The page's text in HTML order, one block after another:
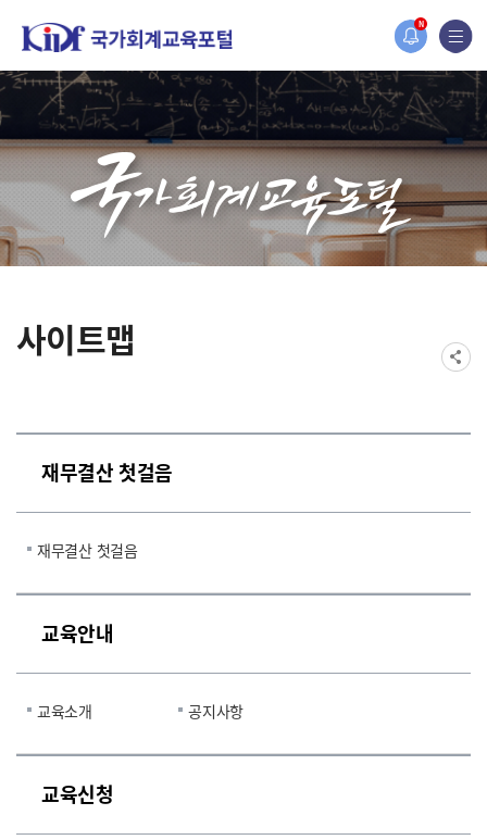
N
홈페이지가 새롭게 개편되었습니다.
한국조세재정연구원홈페이지가 새롭게 개설되었습니다.
사이트맵
재무결산 첫걸음
재무결산 첫걸음
교육안내
교육소개 공지사항
교육신청